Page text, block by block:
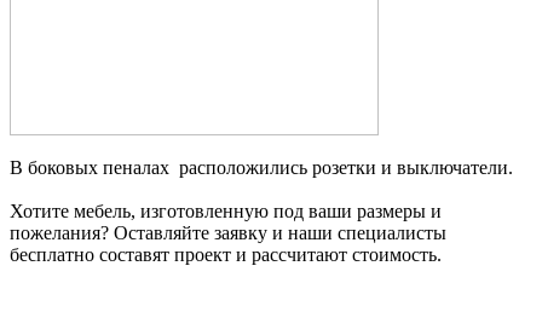
В боковых пеналах расположились розетки и выключатели.
Хотите мебель, изготовленную под ваши размеры и
пожелания? Оставляйте заявку и наши специалисты
бесплатно составят проект и рассчитают стоимость.